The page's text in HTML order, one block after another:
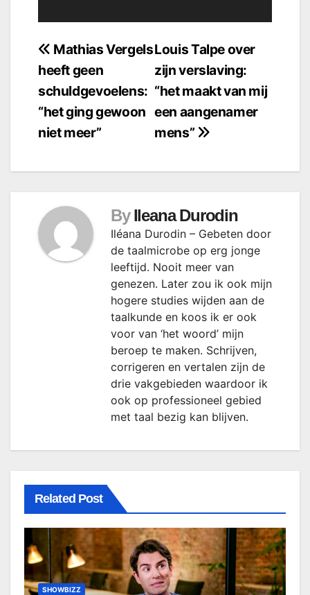
Bericht
navigatie
Louis Talpe over
zijn verslaving:
“het maakt van mij
een aangenamer
mens”
Mathias Vergels
heeft geen
schuldgevoelens:
“het ging gewoon
niet meer”
By Ileana Durodin
Iléana Durodin – Gebeten door
de taalmicrobe op erg jonge
leeftijd. Nooit meer van
genezen. Later zou ik ook mijn
hogere studies wijden aan de
taalkunde en koos ik er ook
voor van ‘het woord’ mijn
beroep te maken. Schrijven,
corrigeren en vertalen zijn de
drie vakgebieden waardoor ik
ook op professioneel gebied
met taal bezig kan blijven.
Related Post
SHOWBIZZ